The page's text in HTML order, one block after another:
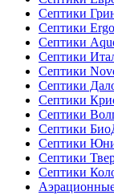
Септики
Септики
Септики
Септики
Септики
Септики
Септики
Септики
Септики
Септики
Септики
Септики